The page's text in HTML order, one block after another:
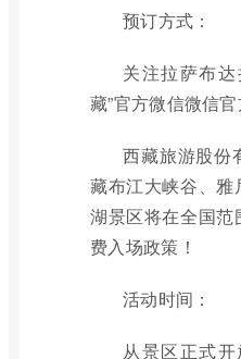
预订方式：
关注拉萨布
藏”官方微信微信官
西藏旅游股份
藏布江大峡谷、
湖景区将在全国
费入场政策！
活动时间：
从景区正式